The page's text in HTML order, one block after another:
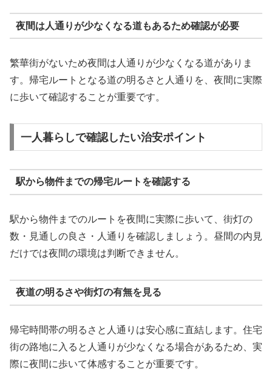
夜間は人通りが少なくなる道もあるため確認が必要
繁華街がないため夜間は人通りが少なくなる道がありま
す。帰宅ルートとなる道の明るさと人通りを、夜間に実際
に歩いて確認することが重要です。
一人暮らしで確認したい治安ポイント
駅から物件までの帰宅ルートを確認する
駅から物件までのルートを夜間に実際に歩いて、街灯の
数・見通しの良さ・人通りを確認しましょう。昼間の内見
だけでは夜間の環境は判断できません。
夜道の明るさや街灯の有無を見る
帰宅時間帯の明るさと人通りは安心感に直結します。住宅
街の路地に入ると人通りが少なくなる場合があるため、実
際に夜間に歩いて体感することが重要です。